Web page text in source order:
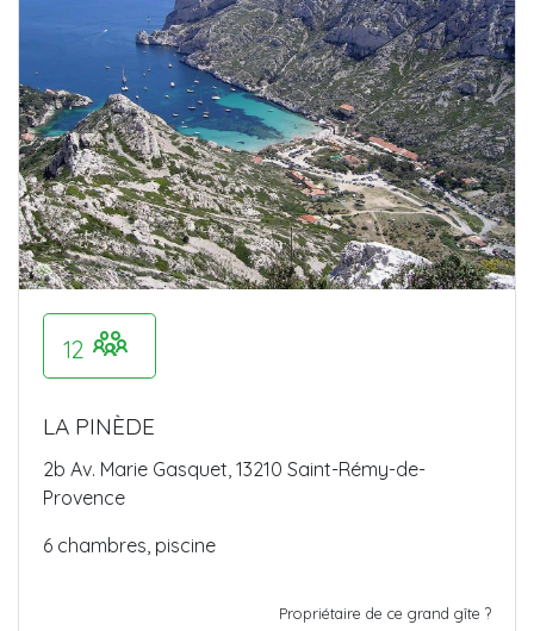
12
LA PINÈDE
2b Av. Marie Gasquet, 13210 Saint-Rémy-de-
Provence
6 chambres, piscine
Propriétaire de ce grand gîte ?